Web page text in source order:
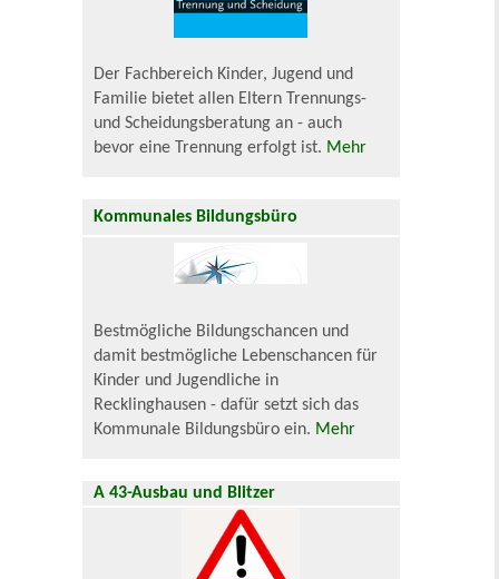
Der Fachbereich Kinder, Jugend und
Familie bietet allen Eltern Trennungs-
und Scheidungsberatung an - auch
bevor eine Trennung erfolgt ist. Mehr
Kommunales Bildungsbüro
Bestmögliche Bildungschancen und
damit bestmögliche Lebenschancen für
Kinder und Jugendliche in
Recklinghausen - dafür setzt sich das
Kommunale Bildungsbüro ein. Mehr
A 43-Ausbau und Blitzer